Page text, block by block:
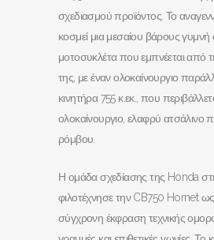
σχεδιασμού προϊόντος. Το
κοσμεί μια μεσαίου βάρους
μοτοσυκλέτα που εμπνέεται από
της, με έναν ολοκαίνουργιο
κινητήρα 755 κ.εκ., που
ολοκαίνουργιο, ελαφρύ ατσάλινο
ρόμβου.
Η ομάδα σχεδίασης της Honda
φιλοτέχνησε την CB750 Hornet ως
σύγχρονη έκφραση τεχνικής